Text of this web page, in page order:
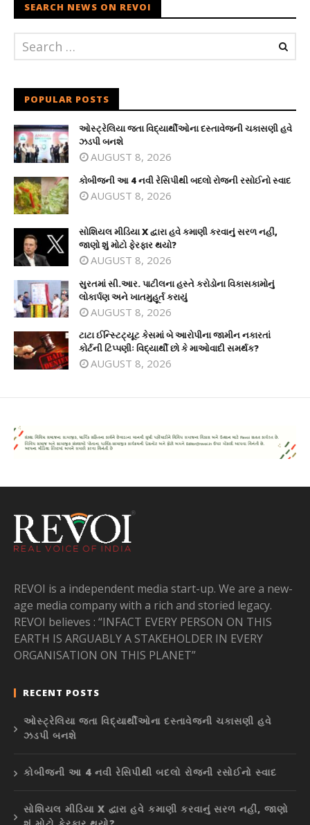
SEARCH NEWS ON REVOI
POPULAR POSTS
ઓસ્ટ્રેલિયા જતા વિદ્યાર્થીઓના દસ્તાવેજની ચકાસણી હવે
ઝડપી બનશે
AUGUST 8, 2026
કોબીજની આ 4 નવી રેસિપીથી બદલો રોજની રસોઈનો સ્વાદ
AUGUST 8, 2026
સોશિયલ મીડિયા X દ્વારા હવે કમાણી કરવાનું સરળ નહીં,
જાણો શું મોટો ફેરફાર થયો?
AUGUST 8, 2026
સુરતમાં સી.આર. પાટીલના હસ્તે કરોડોના વિકાસકામોનું
લોકાર્પણ અને ખાતમુહૂર્ત કરાયું
AUGUST 8, 2026
ટાટા ઈન્સ્ટિટ્યૂટ કેસમાં બે આરોપીના જામીન નકારતાં
કોર્ટની ટિપ્પણીઃ વિદ્યાર્થી છો કે માઓવાદી સમર્થક?
AUGUST 8, 2026
REVOI is a independent media start-up. We are a new-
age media company with a rich and storied legacy.
REVOI believes : “INFACT EVERY PERSON ON THIS
EARTH IS ARGUABLY A STAKEHOLDER IN EVERY
ORGANISATION ON THIS PLANET”
RECENT POSTS
ઓસ્ટ્રેલિયા જતા વિદ્યાર્થીઓના દસ્તાવેજની ચકાસણી હવે
ઝડપી બનશે
કોબીજની આ 4 નવી રેસિપીથી બદલો રોજની રસોઈનો સ્વાદ
સોશિયલ મીડિયા X દ્વારા હવે કમાણી કરવાનું સરળ નહીં, જાણો